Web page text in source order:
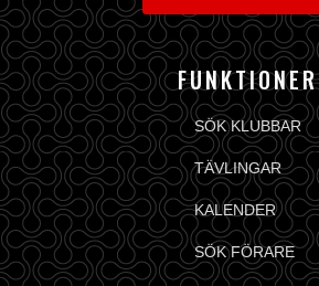
FUNKTIONER
SÖK KLUBBAR
TÄVLINGAR
KALENDER
SÖK FÖRARE